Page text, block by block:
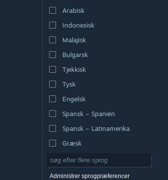
Arabisk
Indonesisk
Malajisk
Bulgarsk
Tjekkisk
Tysk
Engelsk
Spansk – Spanien
Spansk – Latinamerika
Græsk
Administrer sprogpræferencer